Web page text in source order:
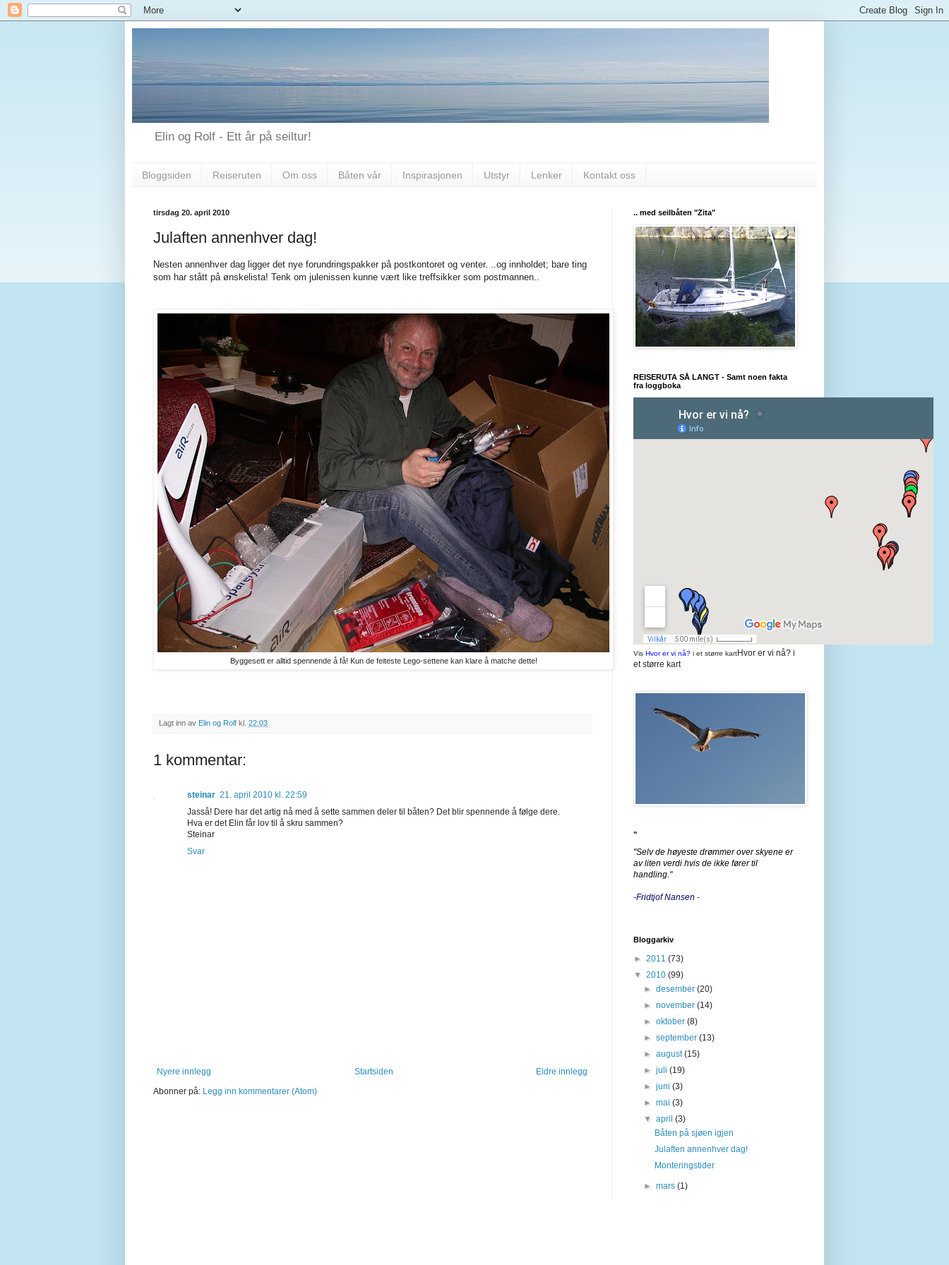
Elin og Rolf - Ett år på seiltur!
Bloggsiden Reiseruten Om oss Båten vår Inspirasjonen Utstyr Lenker Kontakt oss
tirsdag 20. april 2010
Julaften annenhver dag!
Nesten annenhver dag ligger det nye forundringspakker på postkontoret og venter. ..og innholdet; bare ting
som har stått på ønskelista! Tenk om julenissen kunne vært like treffsikker som postmannen..
Byggesett er alltid spennende å få! Kun de feiteste Lego-settene kan klare å matche dette!
Lagt inn av Elin og Rolf kl. 22:03
1 kommentar:
steinar 21. april 2010 kl. 22:59
Jasså! Dere har det artig nå med å sette sammen deler til båten? Det blir spennende å følge dere.
Hva er det Elin får lov til å skru sammen?
Steinar
Svar
Nyere innlegg Eldre innlegg
Startsiden
Abonner på: Legg inn kommentarer (Atom)
.. med seilbåten "Zita"
REISERUTA SÅ LANGT - Samt noen fakta
fra loggboka
Vis Hvor er vi nå? i et større kartHvor er vi nå? i
et større kart
"
"Selv de høyeste drømmer over skyene er
av liten verdi hvis de ikke fører til
handling."
-Fridtjof Nansen -
Bloggarkiv
► 2011 (73)
▼ 2010 (99)
►desember(20)
►november(14)
►oktober(8)
►september(13)
►august(15)
►juli(19)
►juni(3)
►mai(3)
▼april(3)
Båten på sjøen igjen
Julaften annenhver dag!
Monteringstider
►mars(1)